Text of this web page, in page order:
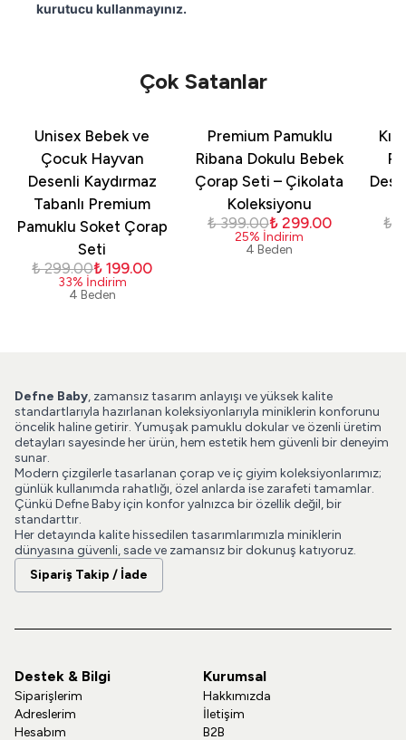
kurutucu kullanmayınız.
Çok Satanlar
Unisex Bebek ve
Çocuk Hayvan
Desenli Kaydırmaz
Tabanlı Premium
Pamuklu Soket Çorap
Seti
₺ 299.00₺ 199.00
33% İndirim
4 Beden
Premium Pamuklu
Ribana Dokulu Bebek
Çorap Seti – Çikolata
Koleksiyonu
₺ 399.00₺ 299.00
25% İndirim
4 Beden
₺
Defne Baby, zamansız tasarım anlayışı ve yüksek kalite
standartlarıyla hazırlanan koleksiyonlarıyla miniklerin konforunu
öncelik haline getirir. Yumuşak pamuklu dokular ve özenli üretim
detayları sayesinde her ürün, hem estetik hem güvenli bir deneyim
sunar.
Modern çizgilerle tasarlanan çorap ve iç giyim koleksiyonlarımız;
günlük kullanımda rahatlığı, özel anlarda ise zarafeti tamamlar.
Çünkü Defne Baby için konfor yalnızca bir özellik değil, bir
standarttır.
Her detayında kalite hissedilen tasarımlarımızla miniklerin
dünyasına güvenli, sade ve zamansız bir dokunuş katıyoruz.
Sipariş Takip / İade
Destek & Bilgi
Siparişlerim
Adreslerim
Hesabım
Kurumsal
Hakkımızda
İletişim
B2B